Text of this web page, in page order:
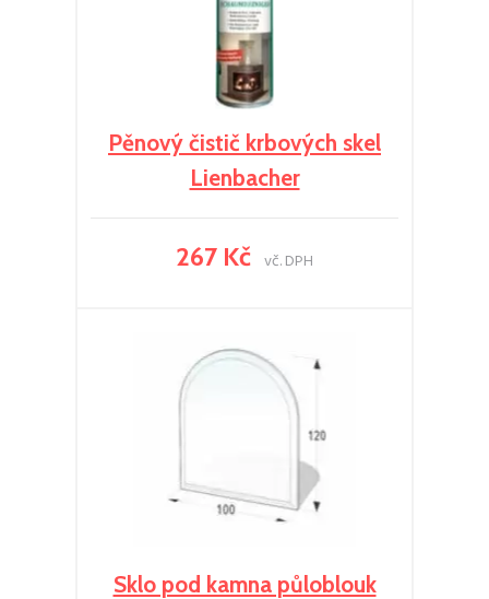
Pěnový čistič krbových skel
Lienbacher
267 Kč vč. DPH
Sklo pod kamna půloblouk